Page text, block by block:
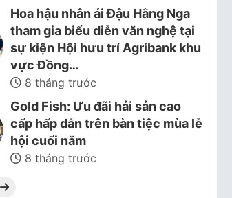
Hoa hậu nhân ái Đậu Hằng Nga
tham gia biểu diễn văn nghệ tại
sự kiện Hội hưu trí Agribank khu
vực Đồng…
8 tháng trước
Gold Fish: Ưu đãi hải sản cao
cấp hấp dẫn trên bàn tiệc mùa lễ
hội cuối năm
8 tháng trước